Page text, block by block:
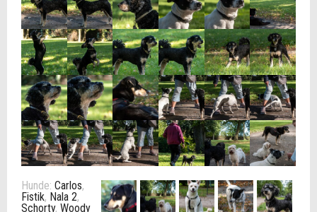
Hunde: Carlos,
Fistik, Nala 2,
Schorty, Woody